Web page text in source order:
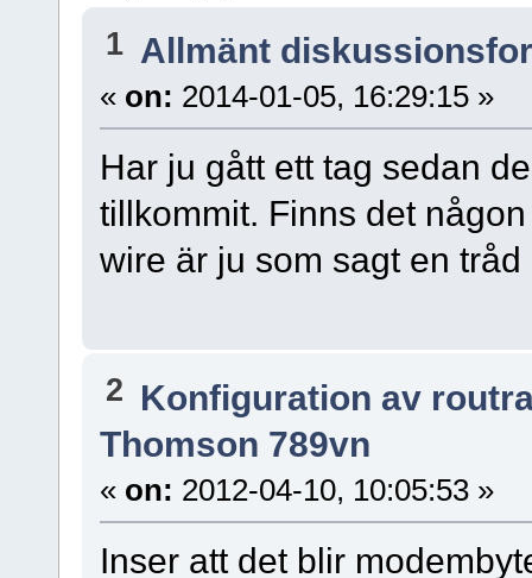
1 Allmänt
« on: 2014-01-05, 16:29:15 »
Har ju gått ett tag sedan
tillkommit. Finns det
wire är ju som sagt en
2 Konfiguration av
Thomson 789vn
« on: 2012-04-10, 10:05:53 »
Inser att det blir